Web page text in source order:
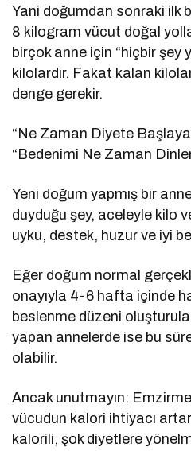
Yani doğumdan sonraki ilk
8 kilogram vücut doğal
birçok anne için “hiçbir şey
kilolardır. Fakat kalan
denge gerekir.
“Ne Zaman Diyete
“Bedenimi Ne Zaman
Yeni doğum yapmış bir
duyduğu şey, aceleyle kilo
uyku, destek, huzur ve iyi
Eğer doğum normal
onayıyla 4-6 hafta içinde
beslenme düzeni
yapan annelerde ise bu
olabilir.
Ancak unutmayın:
vücudun kalori ihtiyacı
kalorili, şok diyetlere